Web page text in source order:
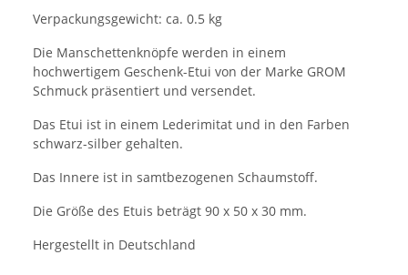
Verpackungsgewicht: ca. 0.5 kg
Die Manschettenknöpfe werden in einem
hochwertigem Geschenk-Etui von der Marke GROM
Schmuck präsentiert und versendet.
Das Etui ist in einem Lederimitat und in den Farben
schwarz-silber gehalten.
Das Innere ist in samtbezogenen Schaumstoff.
Die Größe des Etuis beträgt 90 x 50 x 30 mm.
Hergestellt in Deutschland